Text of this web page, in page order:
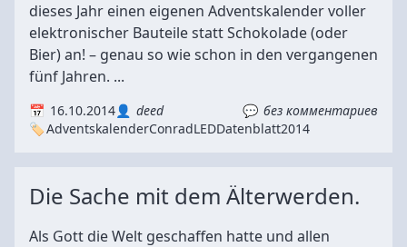
dieses Jahr einen eigenen Adventskalender voller
elektronischer Bauteile statt Schokolade (oder
Bier) an! – genau so wie schon in den vergangenen
fünf Jahren. ...
16.10.2014 deed
без комментариев
AdventskalenderConradLEDDatenblatt2014
Die Sache mit dem Älterwerden.
Als Gott die Welt geschaffen hatte und allen